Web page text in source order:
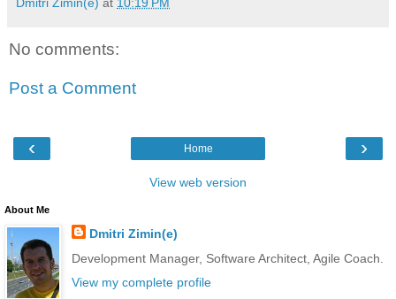
Dmitri Zimin(e) at 10:19 PM
No comments:
Post a Comment
‹ ›
Home
View web version
About Me
Dmitri Zimin(e)
Development Manager, Software Architect, Agile Coach.
View my complete profile